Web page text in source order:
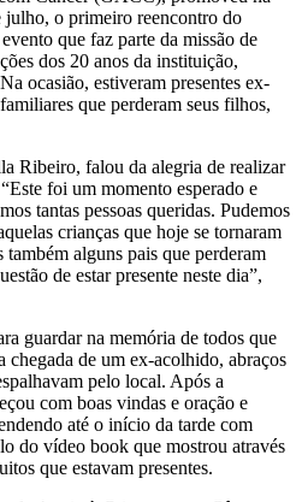
julho, o primeiro reencontro do
que faz parte da missão de
dos 20 anos da instituição,
ocasião, estiveram presentes ex-
que perderam seus filhos,
Ribeiro, falou da alegria de realizar
foi um momento esperado e
tantas pessoas queridas. Pudemos
crianças que hoje se tornaram
alguns pais que perderam
de estar presente neste dia”,
guardar na memória de todos que
de um ex-acolhido, abraços
pelo local. Após a
com boas vindas e oração e
até o início da tarde com
do vídeo book que mostrou através
que estavam presentes.